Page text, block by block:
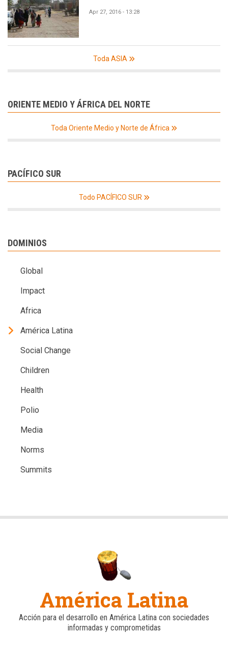
Apr 27, 2016 - 13:28
Toda ASIA
ORIENTE MEDIO Y ÁFRICA DEL NORTE
Toda Oriente Medio y Norte de África
PACÍFICO SUR
Todo PACÍFICO SUR
DOMINIOS
Global
Impact
Africa
América Latina
Social Change
Children
Health
Polio
Media
Norms
Summits
América Latina
Acción para el desarrollo en América Latina con sociedades
informadas y comprometidas